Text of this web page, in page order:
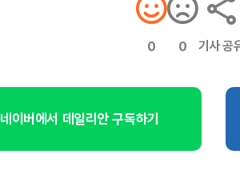
0 0 기사 공
네이버에서 데일리안 구독하기